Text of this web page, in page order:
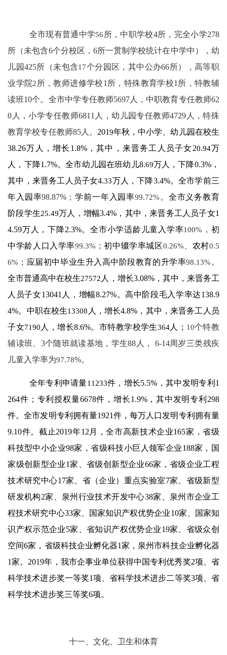
全市现有普通中学56 所，中职学校4所，完全小学278
所（未包含6个分校区， 6所一贯制学校统计在中学中），幼
儿园425所 （未包含17个分园区，其中公办66所）
，高等职
业学院2 所，教师进修学校1 所，特殊教育学校1 所，特教辅
读班10个。全市中学专任教师5697 人，中职教育专任教师62
0 人，小学专任教师6811 人，幼儿园专任教师4729 人，特殊
教育学校专任教师85人。 2019年秋，中小学、幼儿园在校生
38.26万人，增长 1.8%，其中，来晋务工人员子女20.94万
人，下降1.7%。全市幼儿园在班幼儿8.69万人，下降0.3%，
其中，来晋务工人员子女4.33万人，下降3.4%。全市学前三
年入园率98.87% ； 学前一年入园率99.72% 。 全市义务教育
阶段学生25.49万人，增幅3.4% ，其中，来晋务工人员子女1
4.59万人，下降2.3%。全市小学适龄儿童入学率100% ， 初
中学龄人口入学率99.3% ； 初中辍学率城区0.26% 农村0.5
6% ； 应届初中毕业生升入高中阶段教育的升学率98.13% 。
全市普通高中在校生27572 人，增长3.08%，其中，来晋务工
人员子女13041 人，增幅8.27%。高中阶段毛入学率达138.9
4%。中职在校生13308 人，增长4.8% ，其中，来晋务工人员
子女7190 人，增长8.6%。市特教学校学生364人； 10个特教
辅读班、 3个随班就读基地，学生88 人， 6-14周岁三类残疾
儿童入学率为97.78%。
全年专利申请量11233件，增长5.5% ，其中发明专利 1
264件；专利授权量6678件，增长1.9%，其中发明专利 298
件。全市发明专利拥有量1921件，每万人口发明专利拥有量
9.10件。截止2019年12月，全市高新技术企业165家，省级
科技型中小企业98家，省级科技小巨人领军企业188家，国
家级创新型企业1家、省级创新型企业66家，省级企业工程
技术研究中心17家、省（企业）重点实验室7家、省级新型
研发机构2家、泉州行业技术开发中心38家、泉州市企业工
程技术研究中心33家、国家知识产权优势企业10家、国家知
识产权示范企业5家、省知识产权优势企业19家、省级众创
空间6家，省级科技企业孵化器1家，泉州市科技企业孵化器
1家。2019年，我市企事业单位获得中国专利优秀奖2项、省
科学技术进步奖一等奖1项、省科学技术进步二等奖3项、省
科学技术进步奖三等奖6项。
十一、文化、卫生和体育